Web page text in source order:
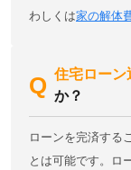
わしくは家の解体
住宅ローン
か？
ローンを完済する
とは可能です。ロ